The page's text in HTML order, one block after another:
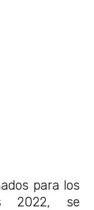
para los
2022, se